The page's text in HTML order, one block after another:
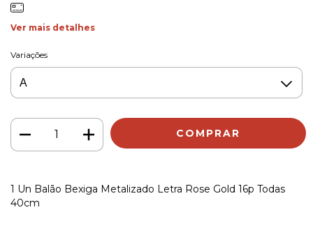
Ver mais detalhes
Variações
1 Un Balão Bexiga Metalizado Letra Rose Gold 16p Todas
40cm